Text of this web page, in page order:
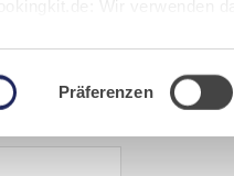
Präferenzen
mensaje:
*